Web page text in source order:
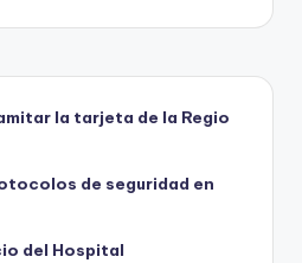
la tarjeta de la Regio
de seguridad en
del Hospital